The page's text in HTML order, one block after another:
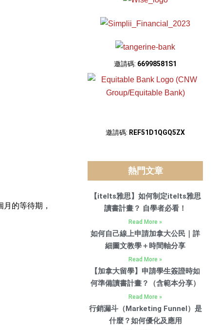
的等待期，
邀請碼: 66998581S1
邀請碼: REF51D1QGQ5ZX
熱門文章
【itelts雅思】如何制定itelts雅思
讀書計畫？ 自學者必看！
Read More »
如何自己線上申請加拿大公民｜詳
細圖文教學＋時間軸分享
Read More »
【加拿大留學】申請學生簽證時如
何準備讀書計畫？（含範本分享）
Read More »
行銷漏斗（Marketing Funnel）是
什麼？如何優化及應用